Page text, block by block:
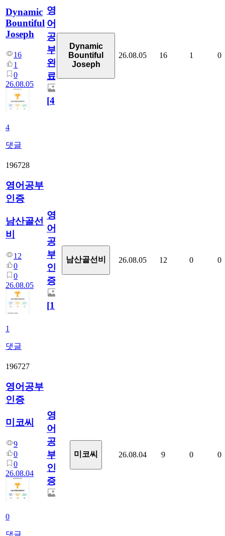
Dynamic
Bountiful
Joseph
16
1
0
26.08.05
4
댓글
영
어
공
부
완
료
[4]
Dynamic
Bountiful
Joseph
26.08.05 16 1 0
196728
영어공부
인증
남산골선
비
12
0
0
26.08.05
1
댓글
영
어
공
부
인
증
[1]
남산골선비 26.08.05 12 0 0
196727
영어공부
인증
미코씨
9
0
0
26.08.04
0
댓글
영
어
공
부
인
증
미코씨 26.08.04 9 0 0